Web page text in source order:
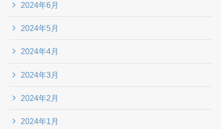
2024年6月
2024年5月
2024年4月
2024年3月
2024年2月
2024年1月